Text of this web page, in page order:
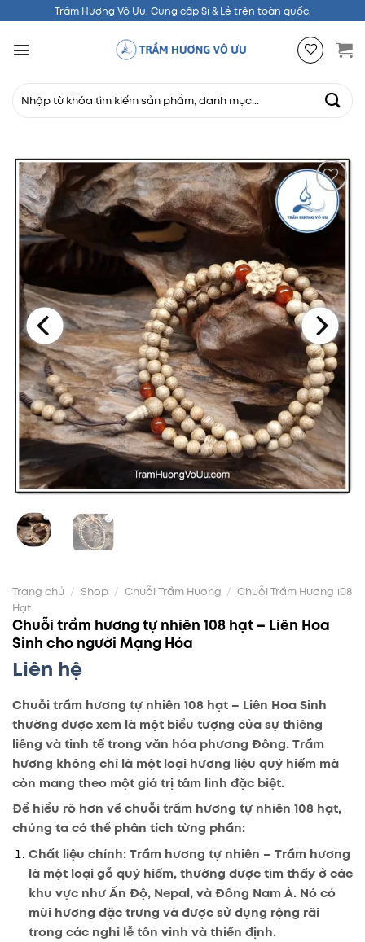
nội
Trầm Hương Vô Ưu. Cung cấp Sỉ & Lẻ trên toàn quốc.
Tìm
Thêm
mục
yêu
thích
Trang chủ / Shop / Chuỗi Trầm Hương / Chuỗi Trầm Hương 108
Hạt
Chuỗi trầm hương tự nhiên 108 hạt – Liên Hoa
Sinh cho người Mạng Hỏa
Liên hệ
Chuỗi trầm hương tự nhiên 108 hạt – Liên Hoa Sinh
thường được xem là một biểu tượng của sự thiêng
liêng và tinh tế trong văn hóa phương Đông. Trầm
hương không chỉ là một loại hương liệu quý hiếm mà
còn mang theo một giá trị tâm linh đặc biệt.
Để hiểu rõ hơn về chuỗi trầm hương tự nhiên 108 hạt,
chúng ta có thể phân tích từng phần:
Chất liệu chính: Trầm hương tự nhiên – Trầm hương
là một loại gỗ quý hiếm, thường được tìm thấy ở các
khu vực như Ấn Độ, Nepal, và Đông Nam Á. Nó có
mùi hương đặc trưng và được sử dụng rộng rãi
trong các nghi lễ tôn vinh và thiền định.